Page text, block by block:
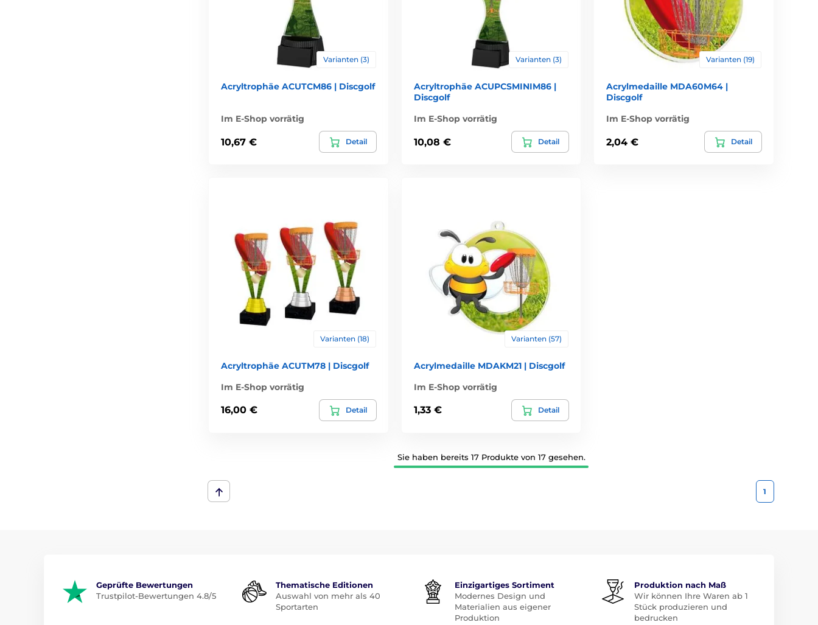
Varianten (3)
Acryltrophäe ACUTCM86 | Discgolf
Im E-Shop vorrätig
10,67 € Detail
Varianten (3)
Acryltrophäe ACUPCSMINIM86 |
Discgolf
Im E-Shop vorrätig
10,08 € Detail
Varianten (19)
Acrylmedaille MDA60M64 |
Discgolf
Im E-Shop vorrätig
2,04 € Detail
Varianten (18)
Acryltrophäe ACUTM78 | Discgolf
Im E-Shop vorrätig
16,00 € Detail
Varianten (57)
Acrylmedaille MDAKM21 | Discgolf
Im E-Shop vorrätig
1,33 € Detail
Sie haben bereits 17 Produkte von 17 gesehen.
1
Geprüfte Bewertungen
Trustpilot-Bewertungen 4.8/5
Thematische Editionen
Auswahl von mehr als 40
Sportarten
Einzigartiges Sortiment
Modernes Design und
Materialien aus eigener
Produktion
Produktion nach Maß
Wir können Ihre Waren ab 1
Stück produzieren und
bedrucken